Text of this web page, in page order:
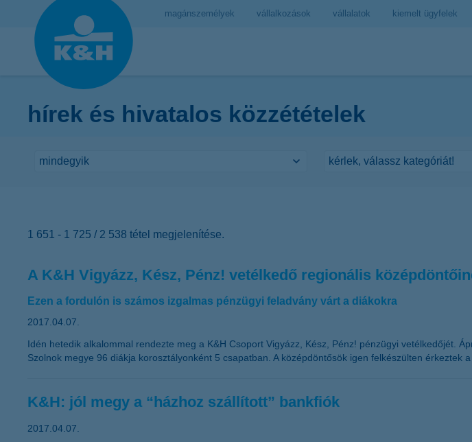
magánszemélyek vállalkozások vállalatok kiemelt ügyfelek
hírek és hivatalos közzétételek
1 651 - 1 725 / 2 538 tétel megjelenítése.
A K&H Vigyázz, Kész, Pénz! vetélkedő regionális
Ezen a fordulón is számos izgalmas pénzügyi feladvány várt a diákokra
2017.04.07.
Idén hetedik alkalommal rendezte meg a K&H Csoport Vigyázz, Kész, Pénz! pénzügyi vetélkedőjét.
Szolnok megye 96 diákja korosztályonként 5 csapatban. A középdöntősök igen felkészülten érkeztek a
K&H: jól megy a “házhoz szállított” bankfiók
2017.04.07.